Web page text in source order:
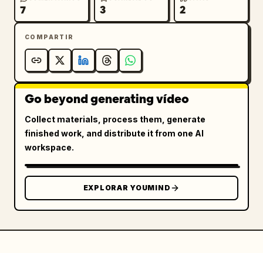
7 3 2
COMPARTIR
Go beyond generating vídeo
Collect materials, process them, generate
finished work, and distribute it from one AI
workspace.
EXPLORAR YOUMIND